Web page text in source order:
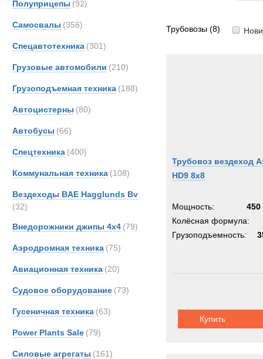
Полуприцепы (92)
Самосвалы (356)
Спецавтотехника (301)
Грузовые автомобили (210)
Грузоподъемная техника (188)
Автоцистерны (80)
Автобусы (66)
Спецтехника (400)
Коммунальная техника (108)
Вездеходы BAE Hagglunds Bv
(32)
Внедорожники джипы 4х4 (79)
Аэродромная техника (75)
Авиационная техника (20)
Судовое оборудование (73)
Гусеничная техника (63)
Power Plants Sale (79)
Силовые агрегаты (161)
Трубовозы (8)
Трубовоз вездеход
HD9 8x8
Мощность:
450
Колёсная формула:
Грузоподъемность:
Купить